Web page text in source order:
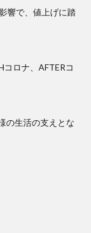
響で、値上げに踏
ロナ、AFTERコ
の生活の支えとな